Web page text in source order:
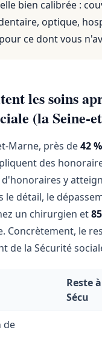
bien calibrée :
optique,
ce dont vous
les soins
(la Seine-
Marne, près de42 %
des
d'honoraires y
le détail, le
un chirurgien et
Concrètement, le
de la Sécurité
Reste
Sécu
de